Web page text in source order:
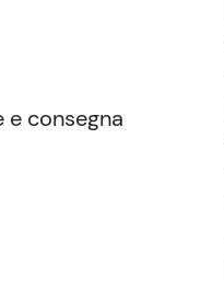
consegna